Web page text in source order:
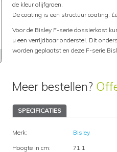
de kleur olijfgroen.
De coating is een structuur coating.
Voor de Bisley F-serie dossierkast
u een verrijdbaar onderstel. Dit
worden geplaatst en deze F-serie
Meer bestellen?
SPECIFICATIES
Merk:
Bisley
Hoogte in cm:
71.1